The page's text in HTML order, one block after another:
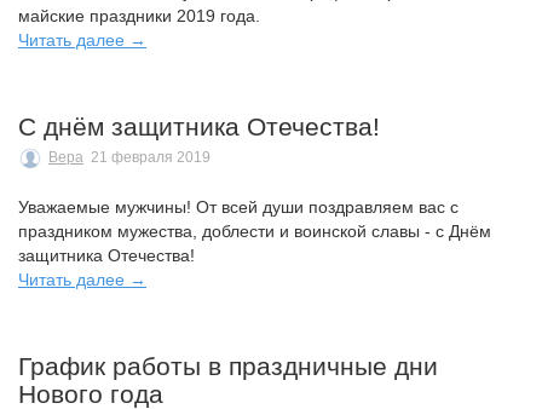
майские праздники 2019 года.
Читать далее →
С днём защитника Отечества!
Вера 21 февраля 2019
Уважаемые мужчины! От всей души поздравляем вас с
праздником мужества, доблести и воинской славы - с Днём
защитника Отечества!
Читать далее →
График работы в праздничные дни
Нового года